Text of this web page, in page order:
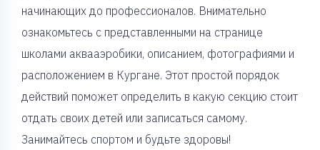
начинающих до профессионалов. Внимательно
ознакомьтесь с представленными на странице
школами аквааэробики, описанием, фотографиями и
расположением в Кургане. Этот простой порядок
действий поможет определить в какую секцию стоит
отдать своих детей или записаться самому.
Занимайтесь спортом и будьте здоровы!